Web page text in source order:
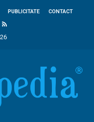
PUBLICITATE CONTACT